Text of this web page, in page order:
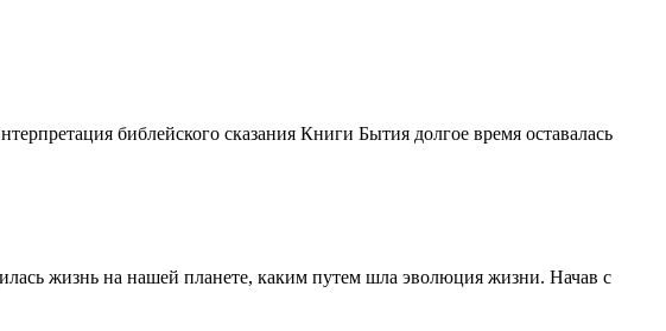
библейского сказания Книги Бытия долгое время оставалась
жизнь на нашей планете, каким путем шла эволюция жизни. Начав с